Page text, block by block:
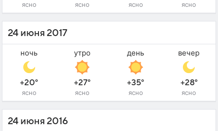
ясно ясно ясно ясно
24 июня 2017
ночь
+20°
ясно
утро
+27°
ясно
день
+35°
ясно
вечер
+28°
ясно
24 июня 2016